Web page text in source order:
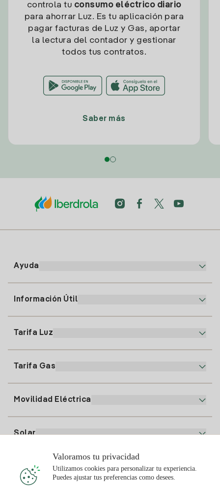
controla tu consumo eléctrico diario
para ahorrar Luz. Es tu aplicación para
pagar facturas de Luz y Gas, aportar
la lectura del contador y gestionar
todos tus contratos.
Saber más
Ayuda
91 919 52 73
clientes@tuiberdrola.es
Información Útil
Alta Gas
Tarifa Luz
Precio de la luz hoy
Tarifa Gas
Movilidad Eléctrica
Solar
Plan Solar
Te interesa
Valoramos tu privacidad
Utilizamos cookies para personalizar tu experiencia.
Puedes ajustar tus preferencias como desees.